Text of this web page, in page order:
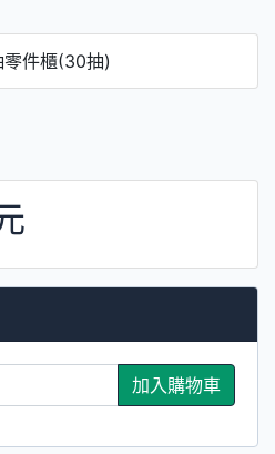
件櫃(30抽)
加入購物車